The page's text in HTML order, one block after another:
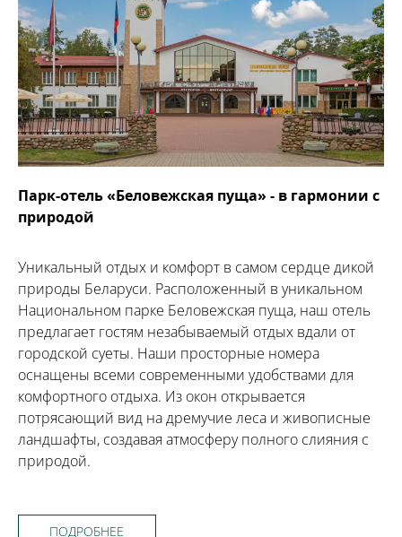
Парк-отель «Беловежская пуща» - в гармонии с
природой
Уникальный отдых и комфорт в самом сердце дикой
природы Беларуси. Расположенный в уникальном
Национальном парке Беловежская пуща, наш отель
предлагает гостям незабываемый отдых вдали от
городской суеты. Наши просторные номера
оснащены всеми современными удобствами для
комфортного отдыха. Из окон открывается
потрясающий вид на дремучие леса и живописные
ландшафты, создавая атмосферу полного слияния с
природой.
ПОДРОБНЕЕ